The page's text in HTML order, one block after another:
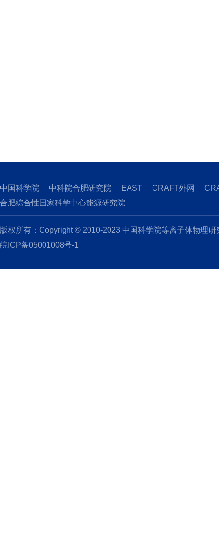
中国科学院 中科院合肥研究院 EAST CRAFT外网
合肥综合性国家科学中心能源研究院
版权所有：Copyright © 2010-2023 中国科学院等离子体物理
皖ICP备05001008号-1